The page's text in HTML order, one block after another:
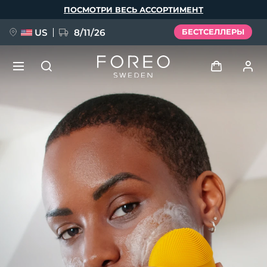
ПОСМОТРИ ВЕСЬ АССОРТИМЕНТ
US 8/11/26 БЕСТСЕЛЛЕРЫ
Профиль пользователя
Мои приборы
Мои заказы
Мои адреса
Мои подписки
НОВИНКА
FAQ™ Pure Beauty-Tech Elixir
BREAKING NEWS
issa™ Teeth Whitening Set
English Deutsch
Español
Français
Italiano
Português
Svenska
Русский
Türkçe
简体中文 繁體中文